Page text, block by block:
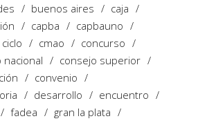
buenos aires
caja
capba
capbauno
ciclo cmao
concurso
nacional
consejo superior
convenio
desarrollo
encuentro
fadea
gran la plata